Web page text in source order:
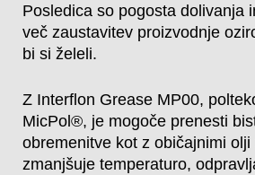
Posledica so pogosta dolivanja
več zaustavitev proizvodnje
bi si želeli.
Z Interflon Grease MP00,
MicPol®, je mogoče prenesti
obremenitve kot z običajnimi
zmanjšuje temperaturo,